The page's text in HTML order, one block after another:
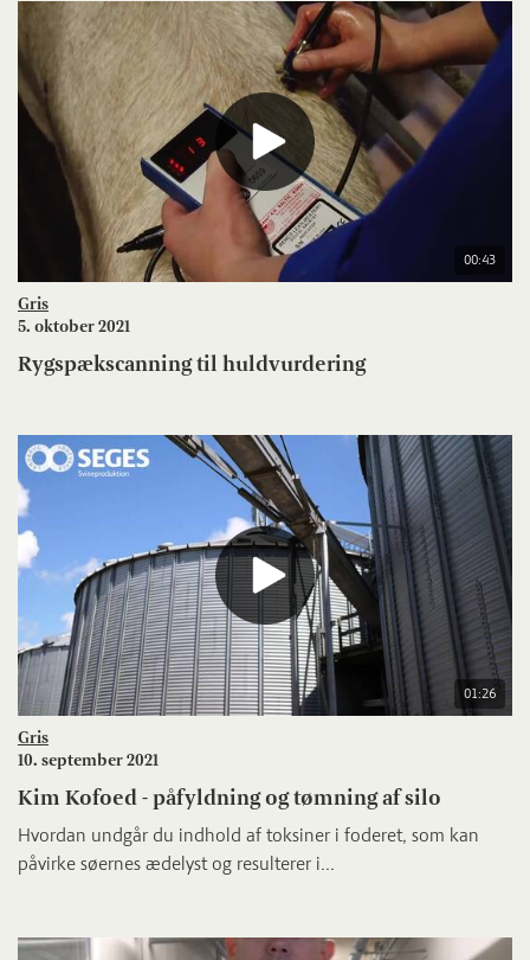
00:43
Gris
5. oktober 2021
Rygspækscanning til huldvurdering
01:26
Gris
10. september 2021
Kim Kofoed - påfyldning og tømning af silo
Hvordan undgår du indhold af toksiner i foderet, som kan
påvirke søernes ædelyst og resulterer i...